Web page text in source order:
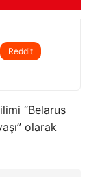
Reddit
“Belarus
olarak